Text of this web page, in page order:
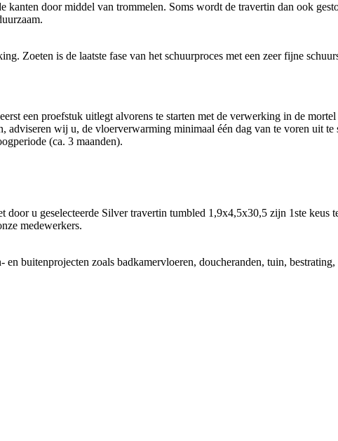
kanten door middel van trommelen. Soms wordt de travertin dan ook
Zoeten is de laatste fase van het schuurproces met een zeer fijne
een proefstuk uitlegt alvorens te starten met de verwerking in de
adviseren wij u, de vloerverwarming minimaal één dag van te voren uit
(ca. 3 maanden).
u geselecteerde Silver travertin tumbled 1,9x4,5x30,5 zijn 1ste
medewerkers.
buitenprojecten zoals badkamervloeren, doucheranden, tuin,